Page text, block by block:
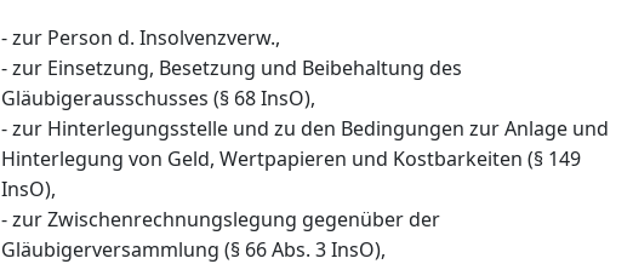
- zur Person d. Insolvenzverw.,
- zur Einsetzung, Besetzung und Beibehaltung des
Gläubigerausschusses (§ 68 InsO),
- zur Hinterlegungsstelle und zu den Bedingungen zur Anlage und
Hinterlegung von Geld, Wertpapieren und Kostbarkeiten (§ 149
InsO),
- zur Zwischenrechnungslegung gegenüber der
Gläubigerversammlung (§ 66 Abs. 3 InsO),